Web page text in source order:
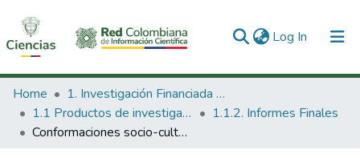
Log In (current)
Communities & Collections
All of DSpace
Home
1. Investigación Financiada con Recursos Públicos
1.1 Productos de investigación
1.1.2. Informes Finales
Conformaciones socio-culturales alteradoras : legitimidad contextual y comunicación.